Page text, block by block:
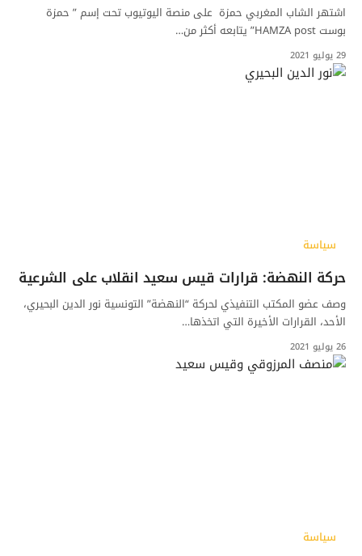
اشتهر الشاب المغربي حمزة على منصة اليوتيوب تحت إسم ” حمزة
بوست HAMZA post” يتابعه أكثر من…
29 يوليو 2021
سياسة
حركة النهضة: قرارات قيس سعيد انقلاب على الشرعية
وصف عضو المكتب التنفيذي لحركة “النهضة” التونسية نور الدين البحيري،
الأحد، القرارات الأخيرة التي اتخذها…
26 يوليو 2021
سياسة